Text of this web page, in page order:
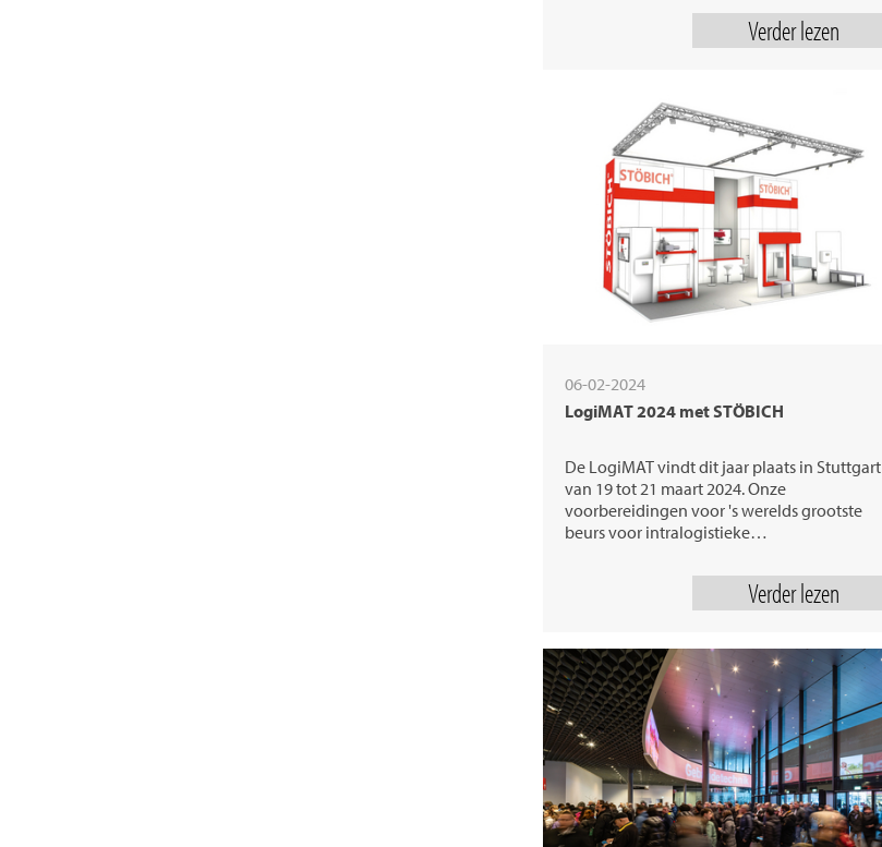
Verder lezen
06-02-2024
LogiMAT 2024 met STÖBICH
De LogiMAT vindt dit jaar plaats in Stuttgart
van 19 tot 21 maart 2024. Onze
voorbereidingen voor 's werelds grootste
beurs voor intralogistieke…
Verder lezen